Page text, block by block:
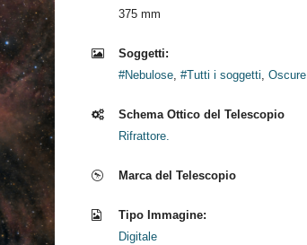
375 mm
Soggetti:
#Nebulose, #Tutti i soggetti, Oscure
Schema Ottico del Telescopio
Rifrattore.
Marca del Telescopio
Tipo Immagine:
Digitale